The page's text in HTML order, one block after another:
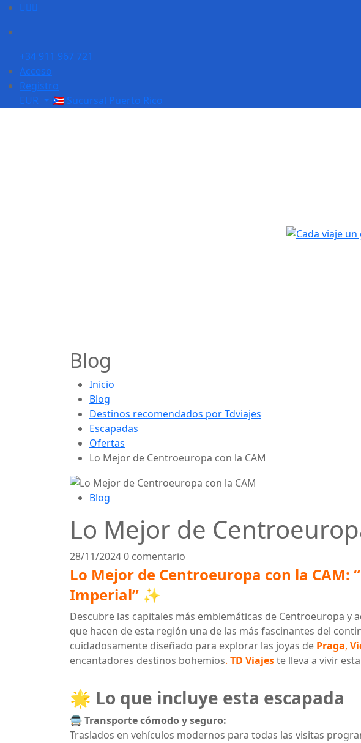
+34 911 967 721
Acceso
Registro
EUR
🇵🇷 Sucursal Puerto Rico
Blog
Inicio
Blog
Destinos recomendados por Tdviajes
Escapadas
Ofertas
Lo Mejor de Centroeuropa con la CAM
Blog
Lo Mejor de
28/11/20240 comentario
Lo Mejor de Centroeuropa con la CAM:
Imperial” ✨
Descubre las capitales más emblemáticas de Centroeuropa
que hacen de esta región una de las más fascinantes del
cuidadosamente diseñado para explorar las joyas de Praga,
encantadores destinos bohemios. TD Viajeste lleva a vivir
🌟 Lo que incluye esta escapada
🚍 Transporte cómodo y seguro:
Traslados en vehículos modernos para todas las visitas